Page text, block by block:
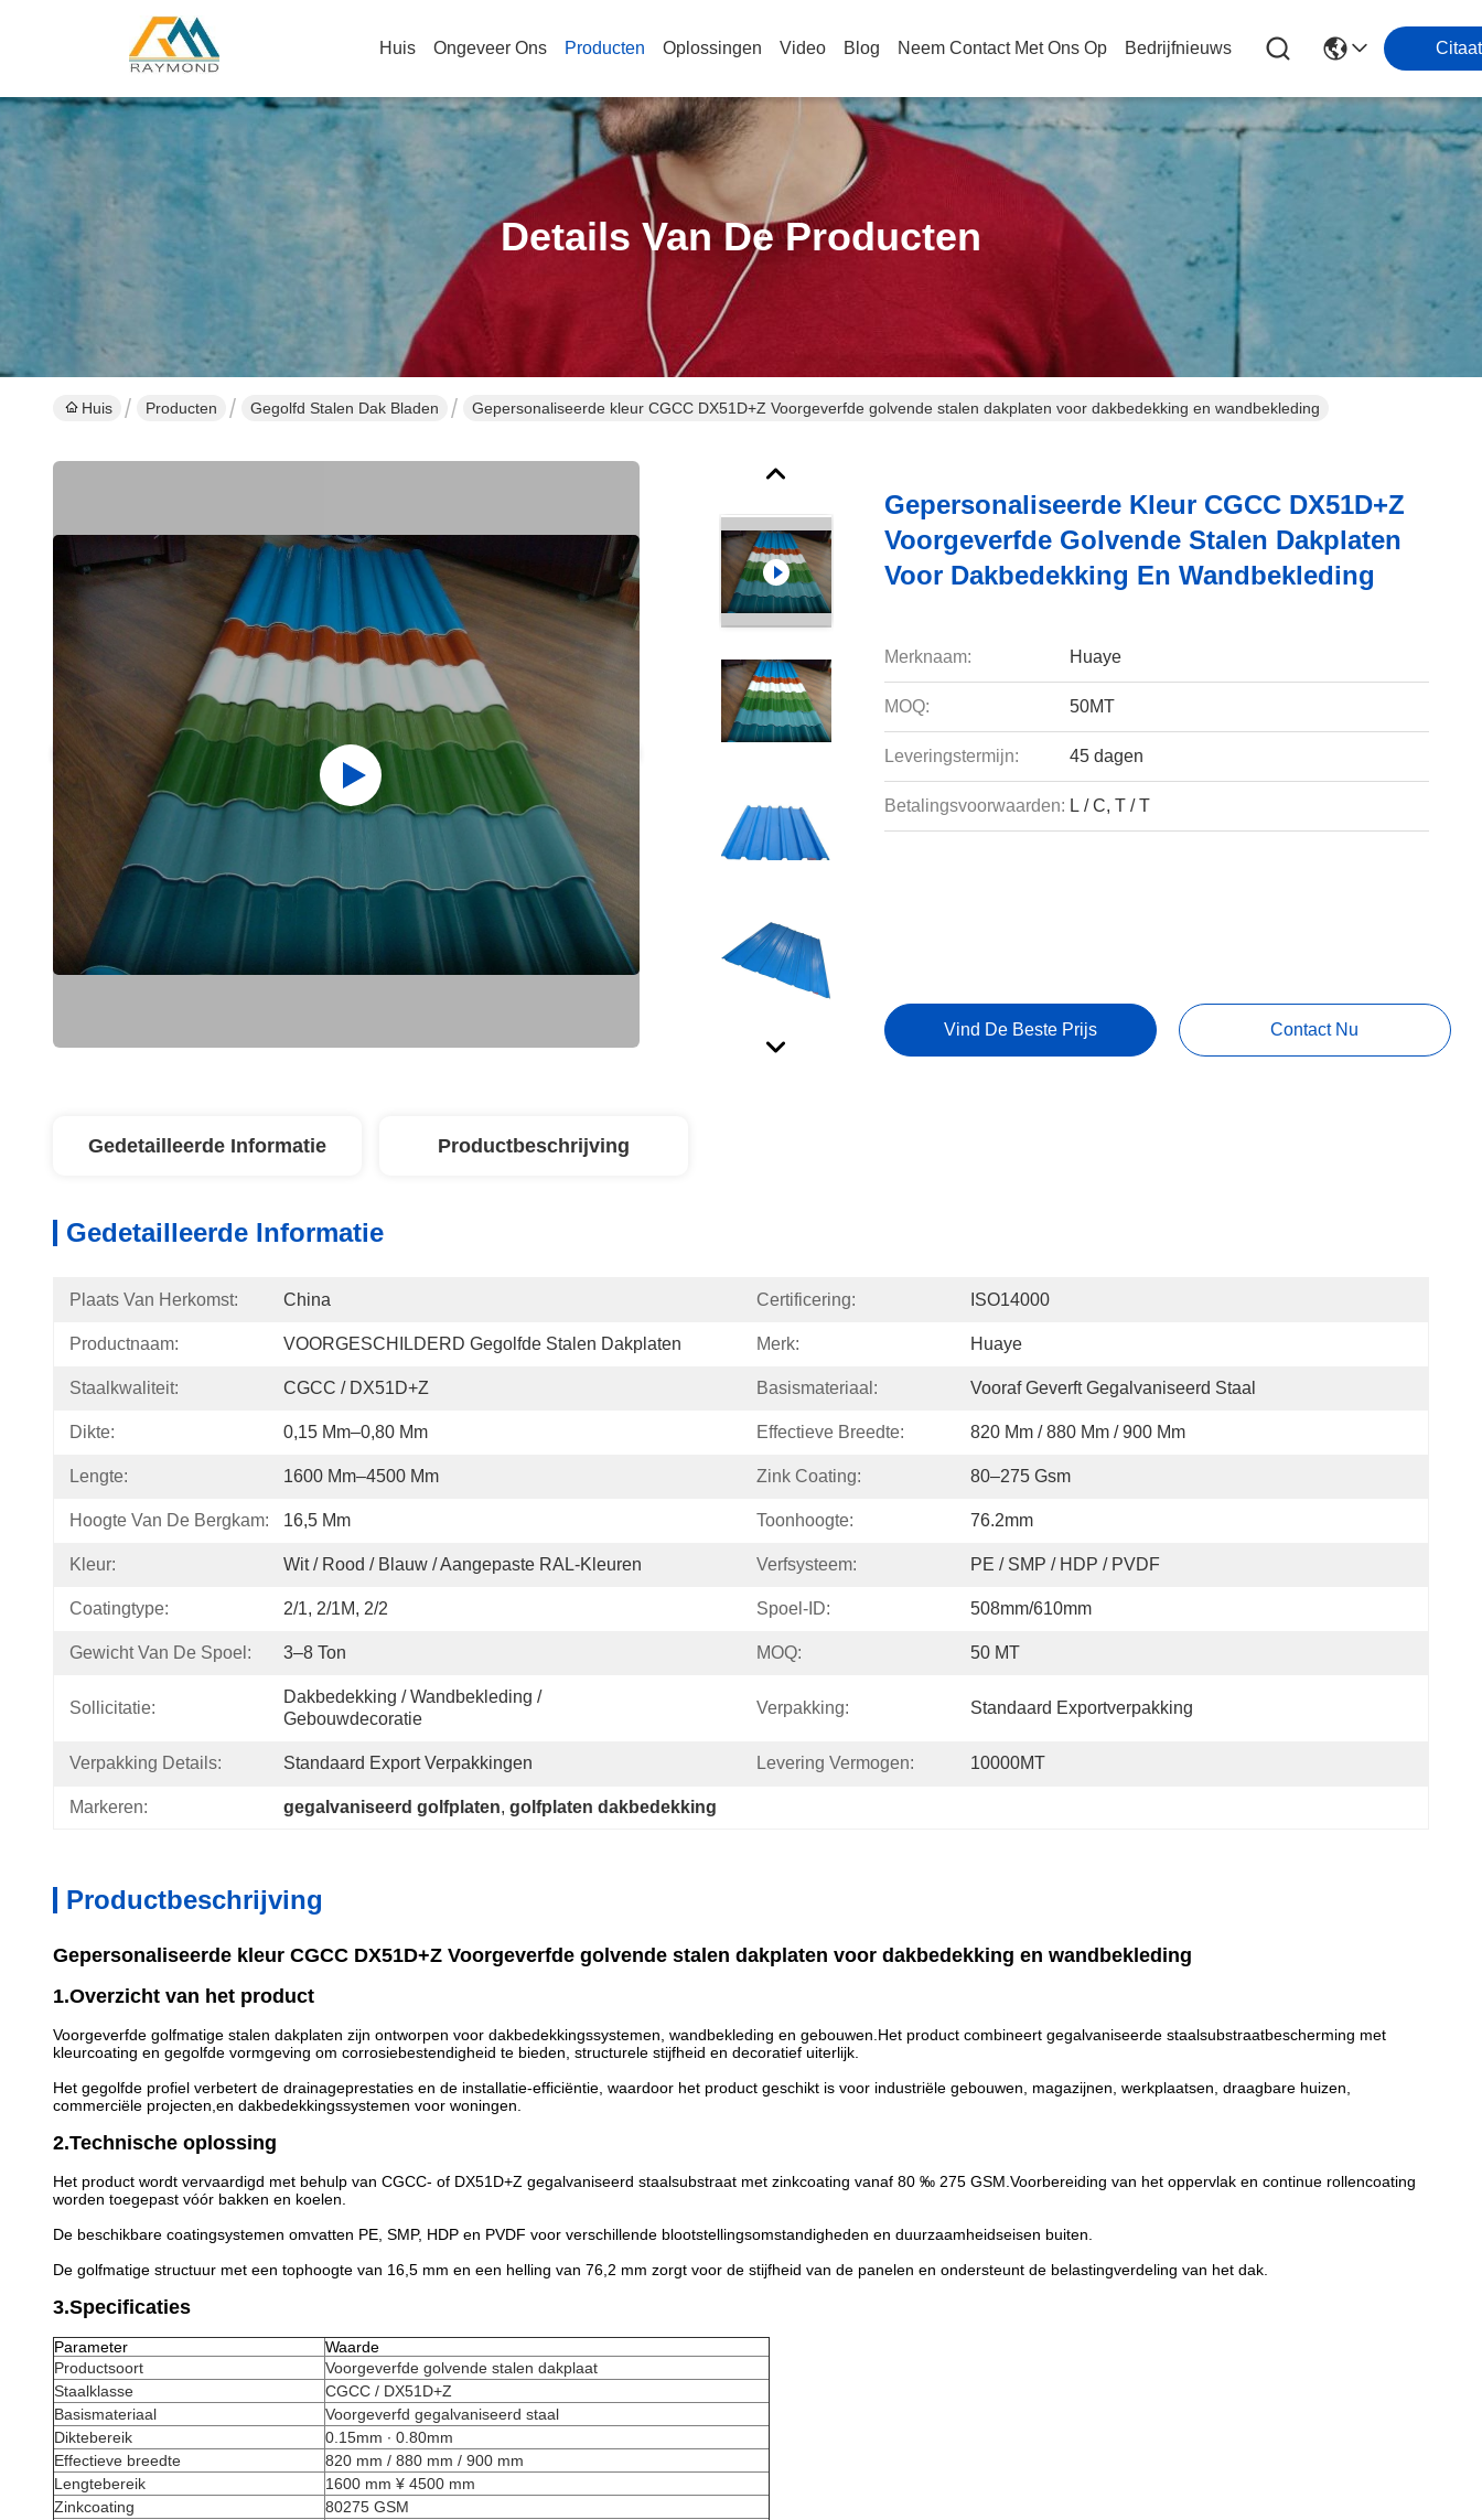
Huis Ongeveer Ons Producten Oplossingen Video Blog Neem Contact Met Ons Op Bedrijfnieuws Citaat
Details Van De Producten
Huis Producten Gegolfd Stalen Dak Bladen Gepersonaliseerde kleur CGCC DX51D+Z Voorgeverfde golvende stalen dakplaten voor dakbedekking en wandbekleding
Gepersonaliseerde Kleur CGCC DX51D+Z
Voorgeverfde Golvende Stalen Dakplaten
Voor Dakbedekking En Wandbekleding
Merknaam: Huaye
MOQ: 50MT
Leveringstermijn: 45 dagen
Betalingsvoorwaarden: L / C, T / T
Vind De Beste Prijs Contact Nu
Gedetailleerde Informatie Productbeschrijving
Gedetailleerde Informatie
Plaats Van Herkomst: China Certificering: ISO14000
Productnaam: VOORGESCHILDERD Gegolfde Stalen Dakplaten Merk: Huaye
Staalkwaliteit: CGCC / DX51D+Z Basismateriaal: Vooraf Geverft Gegalvaniseerd Staal
Dikte: 0,15 Mm–0,80 Mm Effectieve Breedte: 820 Mm / 880 Mm / 900 Mm
Lengte: 1600 Mm–4500 Mm Zink Coating: 80–275 Gsm
Hoogte Van De Bergkam: 16,5 Mm Toonhoogte: 76.2mm
Kleur: Wit / Rood / Blauw / Aangepaste RAL-Kleuren Verfsysteem: PE / SMP / HDP / PVDF
Coatingtype: 2/1, 2/1M, 2/2 Spoel-ID: 508mm/610mm
Gewicht Van De Spoel: 3–8 Ton MOQ: 50 MT
Sollicitatie:
Dakbedekking / Wandbekleding /
Gebouwdecoratie
Verpakking: Standaard Exportverpakking
Verpakking Details: Standaard Export Verpakkingen Levering Vermogen: 10000MT
Markeren: gegalvaniseerd golfplaten, golfplaten dakbedekking
Productbeschrijving
Gepersonaliseerde kleur CGCC DX51D+Z Voorgeverfde golvende stalen dakplaten voor dakbedekking en wandbekleding
1.Overzicht van het product
Voorgeverfde golfmatige stalen dakplaten zijn ontworpen voor dakbedekkingssystemen, wandbekleding en gebouwen.Het product combineert gegalvaniseerde staalsubstraatbescherming met
kleurcoating en gegolfde vormgeving om corrosiebestendigheid te bieden, structurele stijfheid en decoratief uiterlijk.
Het gegolfde profiel verbetert de drainageprestaties en de installatie-efficiëntie, waardoor het product geschikt is voor industriële gebouwen, magazijnen, werkplaatsen, draagbare huizen,
commerciële projecten,en dakbedekkingssystemen voor woningen.
2.Technische oplossing
Het product wordt vervaardigd met behulp van CGCC- of DX51D+Z gegalvaniseerd staalsubstraat met zinkcoating vanaf 80 ‰ 275 GSM.Voorbereiding van het oppervlak en continue rollencoating
worden toegepast vóór bakken en koelen.
De beschikbare coatingsystemen omvatten PE, SMP, HDP en PVDF voor verschillende blootstellingsomstandigheden en duurzaamheidseisen buiten.
De golfmatige structuur met een tophoogte van 16,5 mm en een helling van 76,2 mm zorgt voor de stijfheid van de panelen en ondersteunt de belastingverdeling van het dak.
3.Specificaties
Parameter
Waarde
Productsoort
Voorgeverfde golvende stalen dakplaat
Staalklasse
CGCC / DX51D+Z
Basismateriaal
Voorgeverfd gegalvaniseerd staal
Diktebereik
0.15mm ∙ 0.80mm
Effectieve breedte
820 mm / 880 mm / 900 mm
Lengtebereik
1600 mm ¥ 4500 mm
Zinkcoating
80275 GSM